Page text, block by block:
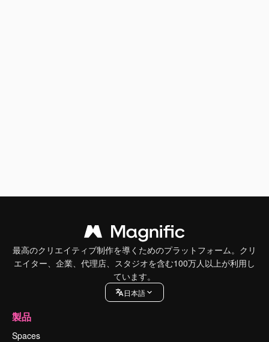
最高のクリエイティブ制作を導くためのプラットフォーム。クリ
エイター、企業、代理店、スタジオを含む100万人以上が利用し
ています。
日本語
製品
Spaces